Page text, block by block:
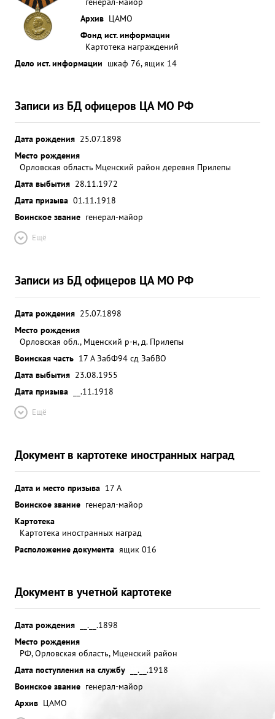
Архив ЦАМО
Фонд ист. информации
Картотека награждений
Дело ист. информации шкаф 76, ящик 14
Записи из БД офицеров ЦА МО РФ
Дата рождения 25.07.1898
Место рождения
Орловская область Мценский район деревня Прилепы
Дата выбытия 28.11.1972
Дата призыва 01.11.1918
Воинское звание генерал-майор
Ещё
Записи из БД офицеров ЦА МО РФ
Дата рождения 25.07.1898
Место рождения
Орловская обл., Мценский р-н, д. Прилепы
Воинская часть 17 А ЗабФ94 сд ЗабВО
Дата выбытия 23.08.1955
Дата призыва
__.11.1918
Ещё
Документ в картотеке иностранных наград
Дата и место призыва 17 А
Воинское звание генерал-майор
Картотека
Картотека иностранных наград
Расположение документа ящик 016
Документ в учетной картотеке
Дата рождения
__.__.1898
Место рождения
РФ, Орловская область, Мценский район
Дата поступления на службу
__.__.1918
Воинское звание генерал-майор
Архив ЦАМО